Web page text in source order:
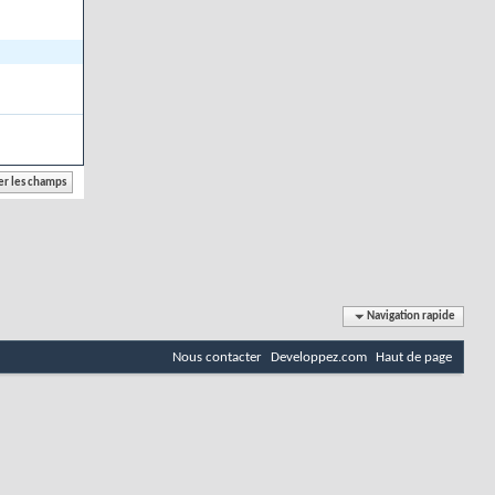
Navigation rapide
Nous contacter Developpez.com Haut de page